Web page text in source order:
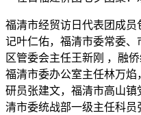
福清市经贸访日代表团成
记叶仁佑，福清市委常委
区管委会主任王新刚 ，融
福清市委办公室主任林万
研员张建文，福清市高山
清市委统战部一级主任科员